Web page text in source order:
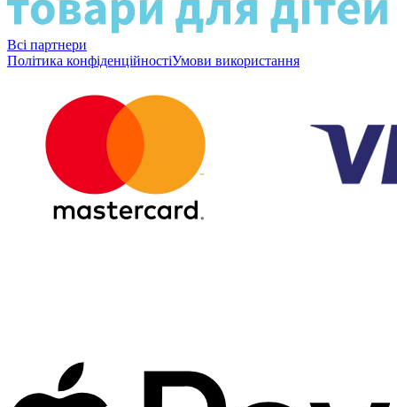
Всі партнери
Політика конфіденційностіУмови використання